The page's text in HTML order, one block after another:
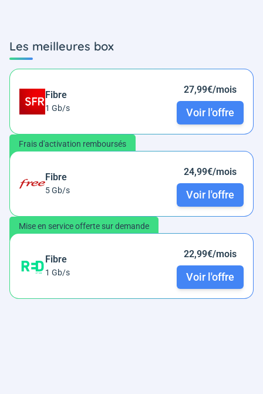
Les meilleures box
Fibre
1 Gb/s
27,99€/mois
Voir l'offre
Frais d'activation remboursés
Fibre
5 Gb/s
24,99€/mois
Voir l'offre
Mise en service offerte sur demande
Fibre
1 Gb/s
22,99€/mois
Voir l'offre